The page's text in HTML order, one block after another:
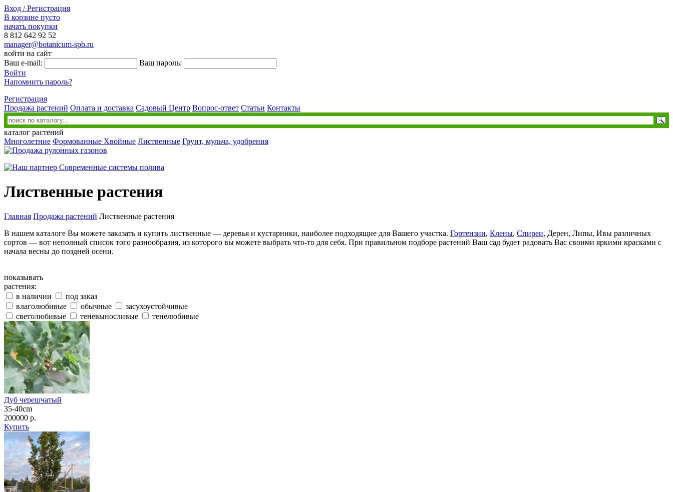
Вход / Регистрация
В корзине пусто
начать покупки
8 812 642 92 52
manager@botanicum-spb.ru
войти на сайт
Ваш e-mail:
Ваш пароль:
Войти
Напомнить пароль?
Регистрация
Продажа растений Оплата и доставка Садовый Центр Вопрос-ответ Статьи Контакты
каталог растений
Многолетние Формованные Хвойные Лиственные Грунт, мульча, удобрения
Лиственные растения
Главная Продажа растений Лиственные растения
В нашем каталоге Вы можете заказать и купить лиственные — деревья и кустарники, наиболее подходящие для Вашего участка. Гортензии, Клены, Спиреи, Дерен, Липы, Ивы различных
сортов — вот неполный список того разнообразия, из которого вы можете выбрать что-то для себя. При правильном подборе растений Ваш сад будет радовать Вас своими яркими красками с
начала весны до поздней осени.
показывать
растения:
в наличии
под заказ
влаголюбивые
обычные
засухоустойчивые
светолюбивые
теневыносливые тенелюбивые
Дуб черешчатый
35-40cm
200000 р.
Купить